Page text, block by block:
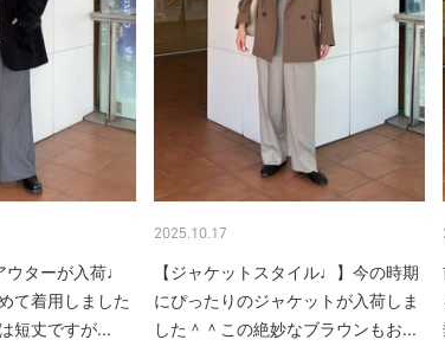
ウターが入荷♩
て着用しました
短丈ですが...
2025.10.17
【ジャケットスタイル♩】今の時期
にぴったりのジャケットが入荷しま
した＾＾この絶妙なブラウンもお...